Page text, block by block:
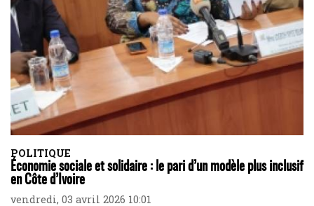
POLITIQUE
Économie sociale et solidaire : le pari d’un modèle plus inclusif
en Côte d’Ivoire
vendredi, 03 avril 2026 10:01